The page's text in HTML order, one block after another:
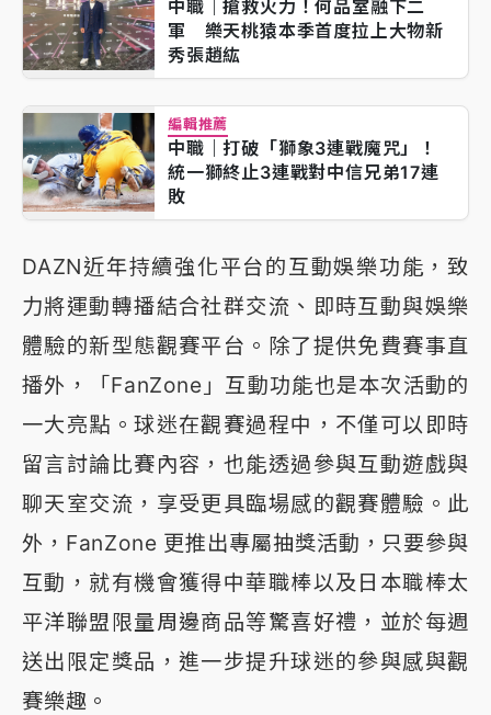
中職｜搶救火力！何品室融下二
軍 樂天桃猿本季首度拉上大物新
秀張趙紘
編輯推薦
中職｜打破「獅象3連戰魔咒」！
統一獅終止3連戰對中信兄弟17連
敗
DAZN近年持續強化平台的互動娛樂功能，致
力將運動轉播結合社群交流、即時互動與娛樂
體驗的新型態觀賽平台。除了提供免費賽事直
播外，「FanZone」互動功能也是本次活動的
一大亮點。球迷在觀賽過程中，不僅可以即時
留言討論比賽內容，也能透過參與互動遊戲與
聊天室交流，享受更具臨場感的觀賽體驗。此
外，FanZone 更推出專屬抽獎活動，只要參與
互動，就有機會獲得中華職棒以及日本職棒太
平洋聯盟限量周邊商品等驚喜好禮，並於每週
送出限定獎品，進一步提升球迷的參與感與觀
賽樂趣。